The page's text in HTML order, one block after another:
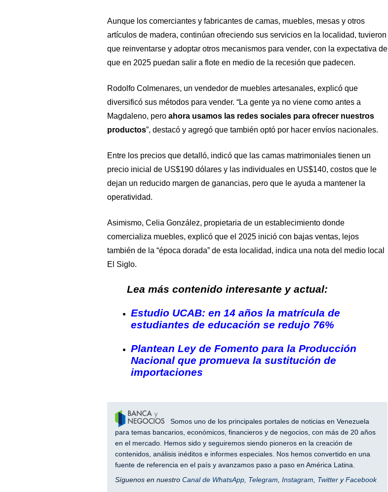
Aunque los comerciantes y fabricantes de camas, muebles, mesas y otros
artículos de madera, continúan ofreciendo sus servicios en la localidad, tuvieron
que reinventarse y adoptar otros mecanismos para vender, con la expectativa de
que en 2025 puedan salir a flote en medio de la recesión que padecen.
Rodolfo Colmenares, un vendedor de muebles artesanales, explicó que
diversificó sus métodos para vender. “La gente ya no viene como antes a
Magdaleno, pero ahora usamos las redes sociales para ofrecer nuestros
productos”, destacó y agregó que también optó por hacer envíos nacionales.
Entre los precios que detalló, indicó que las camas matrimoniales tienen un
precio inicial de US$190 dólares y las individuales en US$140, costos que le
dejan un reducido margen de ganancias, pero que le ayuda a mantener la
operatividad.
Asimismo, Celia González, propietaria de un establecimiento donde
comercializa muebles, explicó que el 2025 inició con bajas ventas, lejos
también de la “época dorada” de esta localidad, indica una nota del medio local
El Siglo.
Lea más contenido interesante y actual:
Estudio UCAB: en 14 años la matrícula de
estudiantes de educación se redujo 76%
Plantean Ley de Fomento para la Producción
Nacional que promueva la sustitución de
importaciones
Somos uno de los principales portales de noticias en Venezuela
para temas bancarios, económicos, financieros y de negocios, con más de 20 años
en el mercado. Hemos sido y seguiremos siendo pioneros en la creación de
contenidos, análisis inéditos e informes especiales. Nos hemos convertido en una
fuente de referencia en el país y avanzamos paso a paso en América Latina.
Síguenos en nuestro Canal de WhatsApp, Telegram, Instagram, TwitteryFacebook